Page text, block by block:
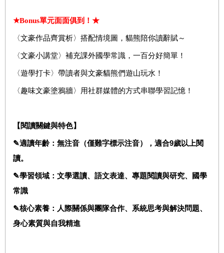
★Bonus單元面面俱到！★
〈文豪作品齊賞析〉搭配情境圖，貓熊陪你讀辭賦～
〈文豪小講堂〉補充課外國學常識，一百分好簡單！
〈遊學打卡〉帶讀者與文豪貓熊們遊山玩水！
〈趣味文豪塗鴉牆〉用社群媒體的方式串聯學習記憶！
【閱讀關鍵與特色】
✎適讀年齡：無注音（僅難字標示注音），適合9歲以上閱
讀。
✎學習領域：文學選讀、語文表達、專題閱讀與研究、國學
常識
✎核心素養：人際關係與團隊合作、系統思考與解決問題、
身心素質與自我精進